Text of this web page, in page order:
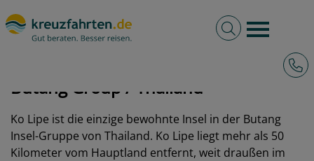
Burger
Volltextsuche
Butang Group
Butang Group / Thailand
Ko Lipe ist die einzige bewohnte Insel in der Butang
Insel-Gruppe von Thailand. Ko Lipe liegt mehr als 50
Kilometer vom Hauptland entfernt, weit draußen im